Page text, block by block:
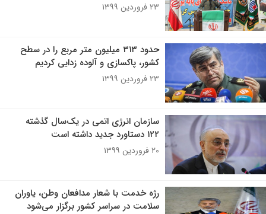
۲۳ فروردین ۱۳۹۹
حدود ۳۱۳ میلیون متر مربع را در سطح
کشور، پاکسازی و آلوده زدایی کردیم
۲۳ فروردین ۱۳۹۹
سازمان انرژی اتمی در یک‌سال گذشته
۱۲۲ دستاورد جدید داشته است
۲۰ فروردین ۱۳۹۹
رژه خدمت با شعار مدافعان وطن، یاوران
سلامت در سراسر کشور برگزار می‌شود